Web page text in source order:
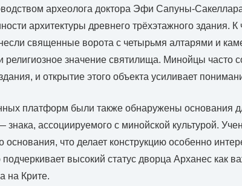
археолога доктора Эфи Сапуны-
архитектуры древнего трёхэтажного здания.
священные ворота с четырьмя алтарями и
значение святилища. Минойцы часто
и открытие этого объекта усиливает
платформ были также обнаружены основания
знака, ассоциируемого с минойской культурой.
основания, что делает конструкцию особенно
высокий статус дворца Арханес как
на Крите.